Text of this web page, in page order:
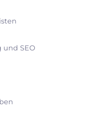
und SEO